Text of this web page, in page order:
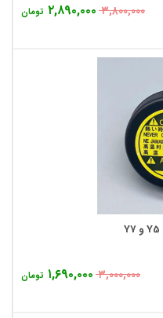
۳,۸۰۰,۰۰۰ ۲,۸۹۰,۰۰۰ تومان
۳,۰۰۰,۰۰۰ ۱,۶۹۰,۰۰۰ تومان